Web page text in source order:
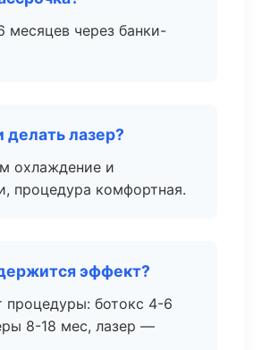
месяцев через банки-
делать лазер?
охлаждение и
процедура комфортная.
эффект?
процедуры: ботокс 4-6
8-18 мес, лазер —